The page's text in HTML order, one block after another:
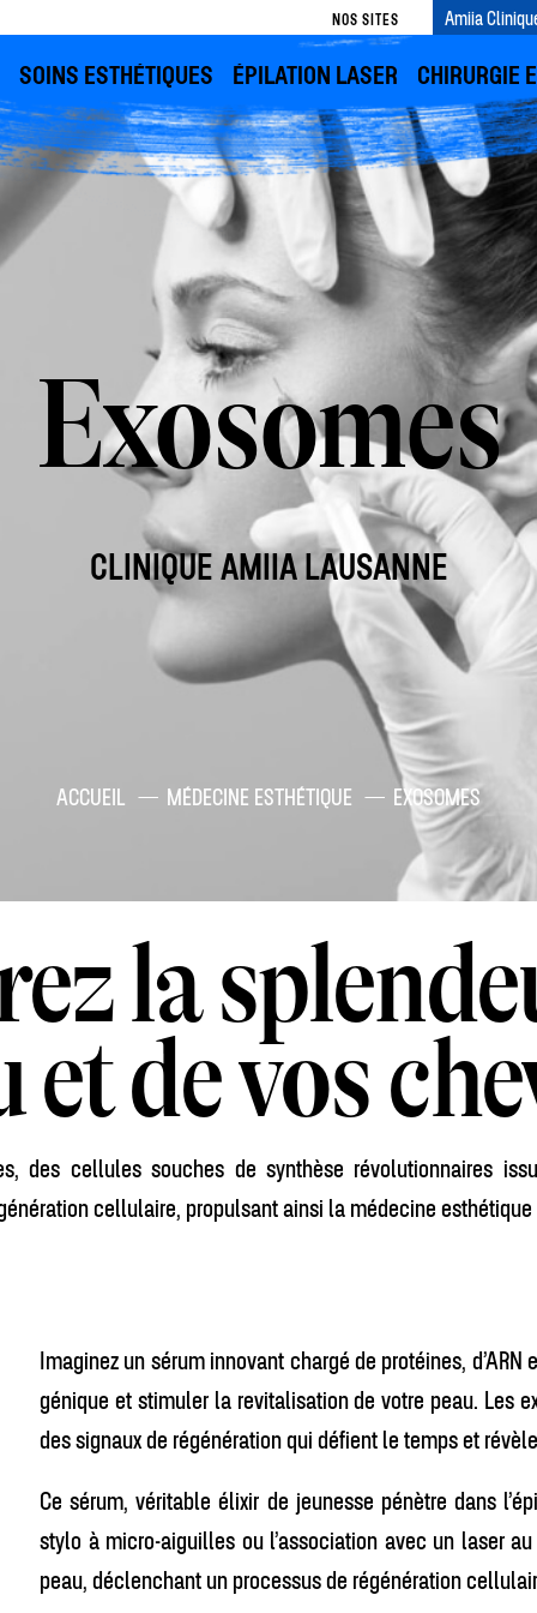
NOS SITES Amiia
SOINS ESTHÉTIQUES ÉPILATION LASER CHIRURGIE
Exosomes
CLINIQUE AMIIA LAUSANNE
ACCUEIL MÉDECINE ESTHÉTIQUE EXOSOMES
la
et de vos
des cellules souches de synthèse révolutionnaires
cellulaire, propulsant ainsi la médecine
Imaginez un sérum innovant chargé de protéines,
génique et stimuler la revitalisation de votre peau. Les
des signaux de régénération qui défient le temps et
Ce sérum, véritable élixir de jeunesse pénètre dans
stylo à micro-aiguilles ou l’association avec un laser
peau, déclenchant un processus de régénération